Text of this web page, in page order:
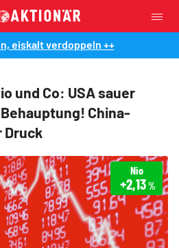
eiskalt verdoppeln ++
und Co: USA sauer
China-
Druck
Nio
+2,13%